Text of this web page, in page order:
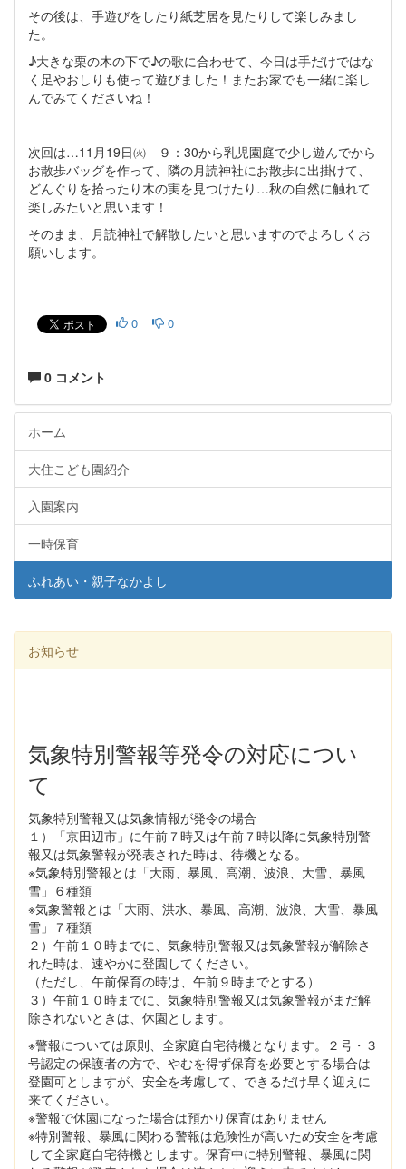
その後は、手遊びをしたり紙芝居を見たりして楽しみまし
た。
♪大きな栗の木の下で♪の歌に合わせて、今日は手だけではな
く足やおしりも使って遊びました！またお家でも一緒に楽し
んでみてくださいね！
次回は…11月19日㈫ ９：30から乳児園庭で少し遊んでから
お散歩バッグを作って、隣の月読神社にお散歩に出掛けて、
どんぐりを拾ったり木の実を見つけたり…秋の自然に触れて
楽しみたいと思います！
そのまま、月読神社で解散したいと思いますのでよろしくお
願いします。
0 0
0 コメント
ホーム
大住こども園紹介
入園案内
一時保育
ふれあい・親子なかよし
お知らせ
気象特別警報等発令の対応につい
て
気象特別警報又は気象情報が発令の場合
１）「京田辺市」に午前７時又は午前７時以降に気象特別警
報又は気象警報が発表された時は、待機となる。
※気象特別警報とは「大雨、暴風、高潮、波浪、大雪、暴風
雪」６種類
※気象警報とは「大雨、洪水、暴風、高潮、波浪、大雪、暴風
雪」７種類
２）午前１０時までに、気象特別警報又は気象警報が解除さ
れた時は、速やかに登園してください。
（ただし、午前保育の時は、午前９時までとする）
３）午前１０時までに、気象特別警報又は気象警報がまだ解
除されないときは、休園とします。
※警報については原則、全家庭自宅待機となります。２号・３
号認定の保護者の方で、やむを得ず保育を必要とする場合は
登園可としますが、安全を考慮して、できるだけ早く迎えに
来てください。
※警報で休園になった場合は預かり保育はありません
※特別警報、暴風に関わる警報は危険性が高いため安全を考慮
して全家庭自宅待機とします。保育中に特別警報、暴風に関